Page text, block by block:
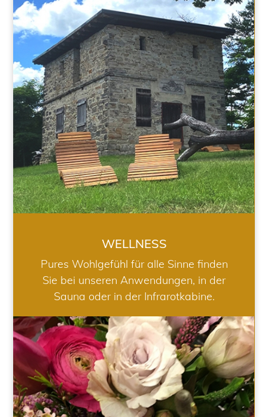
WELLNESS
WELLNESS
Pures Wohlgefühl für alle Sinne finden
Sie bei unseren Anwendungen, in der
Sauna oder in der Infrarotkabine.